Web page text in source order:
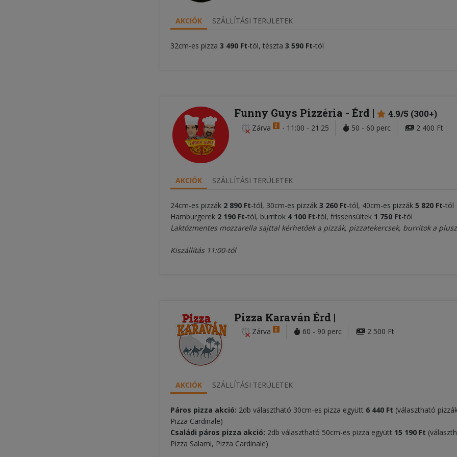
AKCIÓK SZÁLLÍTÁSI TERÜLETEK
32cm-es pizza 3 490 Ft-tól, tészta 3 590 Ft-tól
Funny Guys Pizzéria - Érd 4.9/5 (300+)
Zárva - 11:00 - 21:25 50 - 60 perc 2 400 Ft
AKCIÓK SZÁLLÍTÁSI TERÜLETEK
24cm-es pizzák 2 890 Ft-tól, 30cm-es pizzák 3 260 Ft-tól, 40cm-es pizzák 5 820 Ft-tól
Hamburgerek 2 190 Ft-tól, burritok 4 100 Ft-tól, frissensültek 1 750 Ft-tól
Laktózmentes mozzarella sajttal kérhetőek a pizzák, pizzatekercsek, burritok a
Kiszállítás 11:00-tól
Pizza Karaván Érd
Zárva 60 - 90 perc 2 500 Ft
AKCIÓK SZÁLLÍTÁSI TERÜLETEK
Páros pizza akció: 2db választható 30cm-es pizza együtt 6 440 Ft (választható
Pizza Cardinale)
Családi páros pizza akció: 2db választható 50cm-es pizza együtt 15 190 Ft
Pizza Salami, Pizza Cardinale)